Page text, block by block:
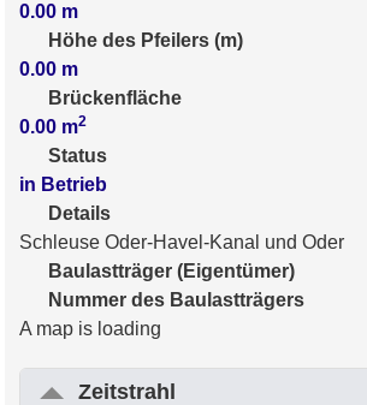
0.00 m
Höhe des Pfeilers (m)
0.00 m
Brückenfläche
0.00 m2
Status
in Betrieb
Details
Schleuse Oder-Havel-Kanal und Oder
Baulastträger (Eigentümer)
Nummer des Baulastträgers
A map is loading
Zeitstrahl